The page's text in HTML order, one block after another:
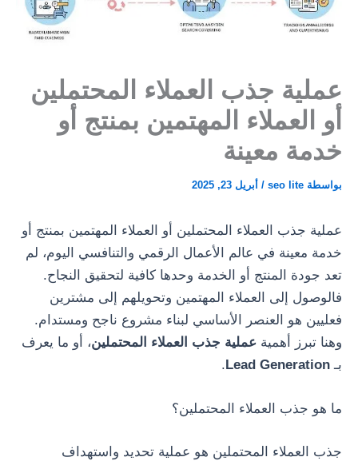
عملية جذب العملاء المحتملين
أو العملاء المهتمين بمنتج أو
خدمة معينة
بواسطة seo lite
/ أبريل 23, 2025
عملية جذب العملاء المحتملين أو العملاء المهتمين بمنتج أو
خدمة معينة في عالم الأعمال الرقمي والتنافسي اليوم، لم
تعد جودة المنتج أو الخدمة وحدها كافية لتحقيق النجاح.
فالوصول إلى العملاء المهتمين وتحويلهم إلى مشترين
فعليين هو العنصر الأساسي لبناء مشروع ناجح ومستدام.
وهنا تبرز أهمية عملية جذب العملاء المحتملين، أو ما يعرف
بـ Lead Generation
.
ما هو جذب العملاء المحتملين؟
جذب العملاء المحتملين هو عملية تحديد واستهداف